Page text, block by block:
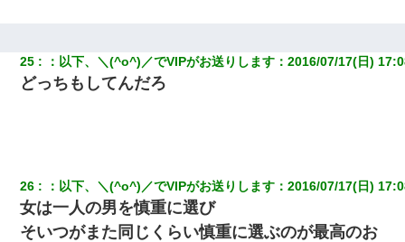
25 ： 以下、＼(^o^)／でVIPがお送りします ：2016/07/17(日)
どっちもしてんだろ
26 ： 以下、＼(^o^)／でVIPがお送りします ：2016/07/17(日)
女は一人の男を慎重に選び
そいつがまた同じくらい慎重に選ぶのが最高のお